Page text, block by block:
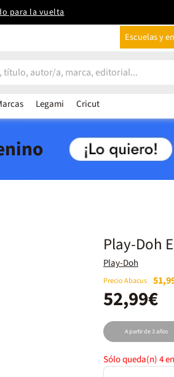
para la vuelta
Escuelas y
Legami Cricut
Play-Doh
Play-Doh
Precio Abacus
52,99€
A partir de 3 años
Sólo queda(n)4